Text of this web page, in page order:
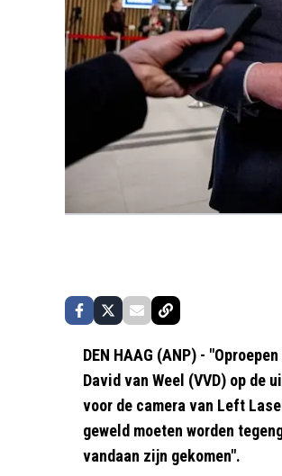
DEN HAAG (ANP) -
David van Weel (VVD) op de
voor de camera van Left
geweld moeten worden
vandaan zijn gekomen".